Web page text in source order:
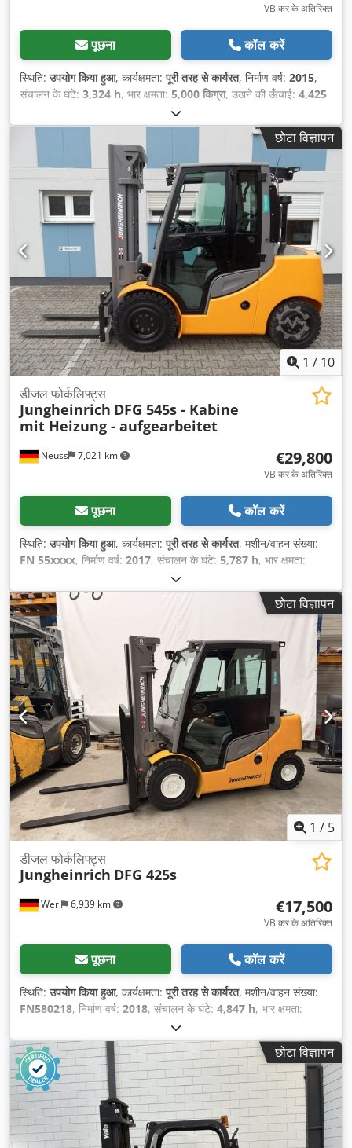
VB कर के अतिरिक्त
पूछना कॉल करें
स्थिति:उपयोग किया हुआ, कार्यक्षमता:पूरी तरह से कार्यरत, निर्माण वर्ष: 2015,
संचालन के घंटे: 3,324 h, भार क्षमता: 5,000 किग्रा, उठाने की ऊँचाई: 4,425
, ईंधन का प्रकार:
ट्रिप्लेक्स, निर्माण ऊँचाई:2,260 मिमी, फोर्क की लंबाई:1,200 मिमी, ड्राइव
प्रकार:
छोटा विज्ञापन
1 / 10
Neuss 7,021 km
डीजल फोर्कलिफ्ट्स
Jungheinrich DFG 545s - Kabine
mit Heizung - aufgearbeitet
€29,800
VB कर के अतिरिक्त
पूछना कॉल करें
स्थिति:उपयोग किया हुआ, कार्यक्षमता:पूरी तरह से कार्यरत, मशीन/वाहन संख्या:
FN 55xxxx, निर्माण वर्ष: 2017, संचालन के घंटे: 5,787 h, भार क्षमता:
3,700 मिमी
का प्रकार:डीज़ल, मस्त प्रकार:सिम्प्लेक्स, निर्माण ऊँचाई:2,640 मिमी, शक्ति:
55 किलोवाट (74.78 एचपी)
, खाली वजन:6,358
किग्रा, कुल लंबाई:
1,450
मिमी,
छोटा विज्ञापन
1 / 5
Werl 6,939 km
डीजल फोर्कलिफ्ट्स
Jungheinrich DFG 425s
€17,500
VB कर के अतिरिक्त
पूछना कॉल करें
स्थिति:उपयोग किया हुआ, कार्यक्षमता:पूरी तरह से कार्यरत, मशीन/वाहन संख्या:
FN580218, निर्माण वर्ष: 2018, संचालन के घंटे: 4,847 h, भार क्षमता:
4,400 मिमी
ईंधन का प्रकार:डीज़ल, मस्त प्रकार:ट्रिप्लेक्स, निर्माण ऊँचाई:2,090 मिमी,
ड्राइव प्रकार:Diesel , छोटा विज्ञापन